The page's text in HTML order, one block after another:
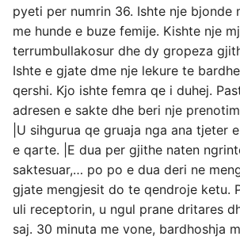
pyeti per numrin 36. Ishte nje bjonde
me hunde e buze femije. Kishte nje
terrumbullakosur dhe dy gropeza
Ishte e gjate dme nje lekure te
qershi. Kjo ishte femra qe i duhej.
adresen e sakte dhe beri nje
|U sihgurua qe gruaja nga ana tjeter
e qarte. |E dua per gjithe naten
saktesuar,… po po e dua deri ne
gjate mengjesit do te qendroje ketu.
uli receptorin, u ngul prane dritares
saj. 30 minuta me vone, bardhoshja